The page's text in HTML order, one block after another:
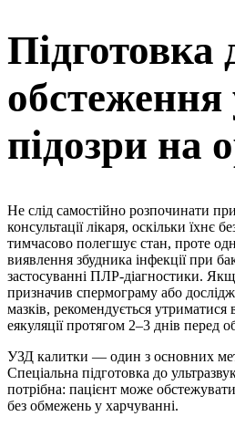
Підготовка
обстеження
підозри на
Не слід самостійно розпочинати
консультації лікаря, оскільки їхнє
тимчасово полегшує стан, проте
виявлення збудника інфекції при
застосуванні ПЛР-діагностики.
призначив спермограму або
мазків, рекомендується утриматися
еякуляції протягом 2–3 днів перед
УЗД калитки — один з основних
Спеціальна підготовка до
потрібна: пацієнт може
без обмежень у харчуванні.